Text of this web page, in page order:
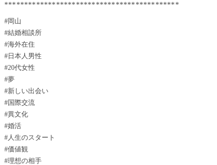
********************************************
#岡山
#結婚相談所
#海外在住
#日本人男性
#20代女性
#夢
#新しい出会い
#国際交流
#異文化
#婚活
#人生のスタート
#価値観
#理想の相手